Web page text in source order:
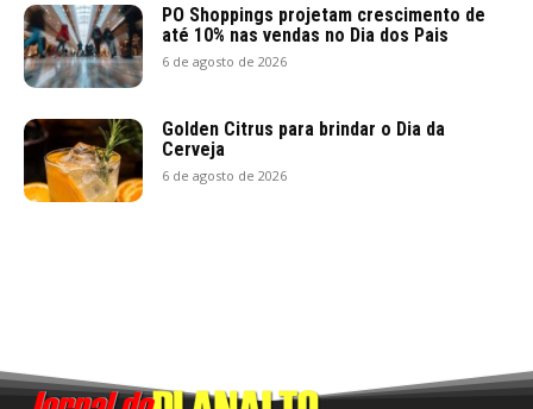
PO Shoppings projetam crescimento de
até 10% nas vendas no Dia dos Pais
6 de agosto de 2026
Golden Citrus para brindar o Dia da
Cerveja
6 de agosto de 2026